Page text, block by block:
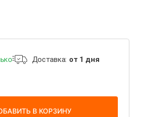
Доставка: от 1 дня
В КОРЗИНУ